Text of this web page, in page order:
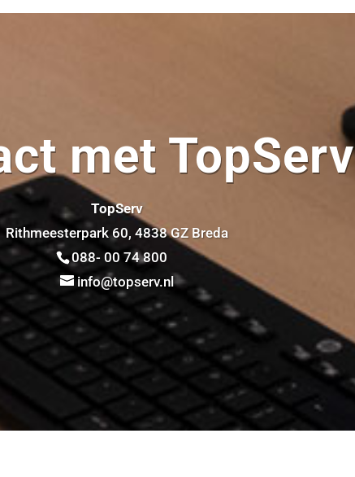
met TopServ
TopServ
Rithmeesterpark 60, 4838 GZ Breda
088- 00 74 800
info@topserv.nl